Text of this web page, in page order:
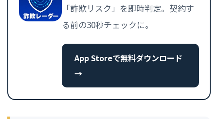
「詐欺リスク」を即時判定。契約す
る前の30秒チェックに。
App Storeで無料ダウンロード
→